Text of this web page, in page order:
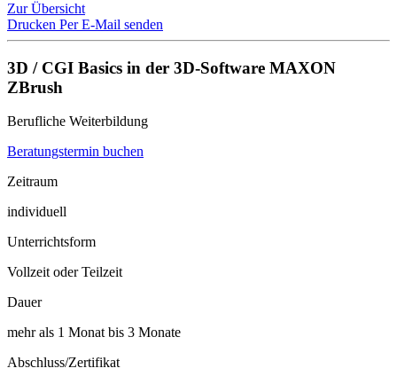
Zur Übersicht
Drucken Per E-Mail senden
3D / CGI Basics in der 3D-Software MAXON
ZBrush
Berufliche Weiterbildung
Beratungstermin buchen
Zeitraum
individuell
Unterrichtsform
Vollzeit oder Teilzeit
Dauer
mehr als 1 Monat bis 3 Monate
Abschluss/Zertifikat